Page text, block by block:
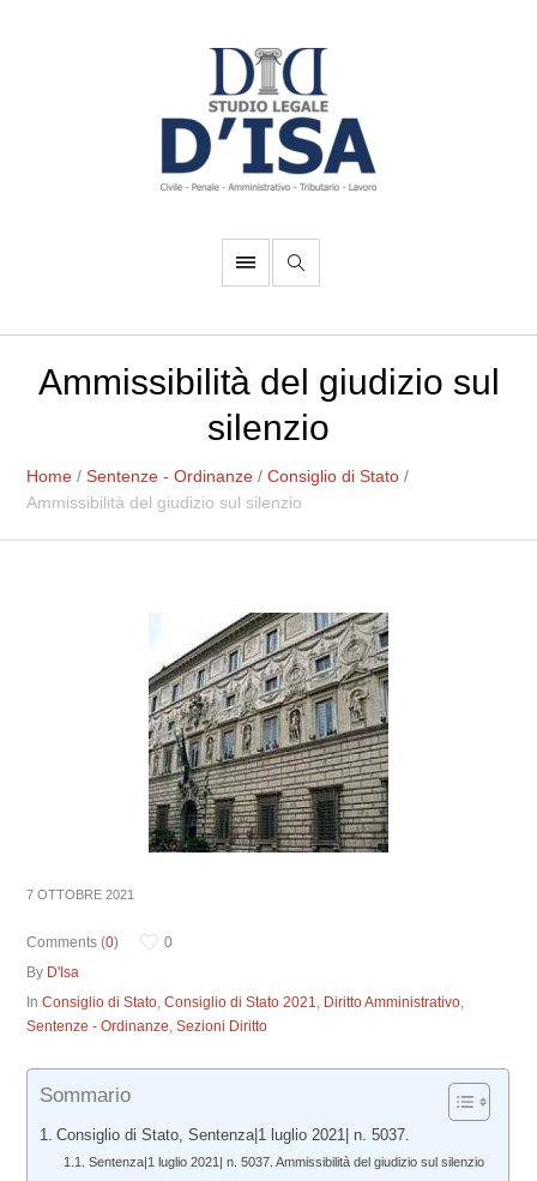
Ammissibilità del giudizio sul
silenzio
Home /Sentenze - Ordinanze /Consiglio di Stato /
Ammissibilità del giudizio sul silenzio
7 OTTOBRE 2021
Comments (0)
0
By D'Isa
InConsiglio di Stato,Consiglio di Stato 2021, Diritto Amministrativo,
Sentenze - Ordinanze,Sezioni Diritto
Sommario
Consiglio di Stato, Sentenza|1 luglio 2021| n. 5037.
Sentenza|1 luglio 2021| n. 5037. Ammissibilità del giudizio sul silenzio